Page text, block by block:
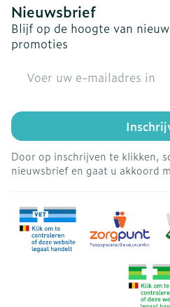
Nieuwsbrief
Blijf op de hoogte van
promoties
Door op inschrijven te klikken,
nieuwsbrief en gaat u akkoord